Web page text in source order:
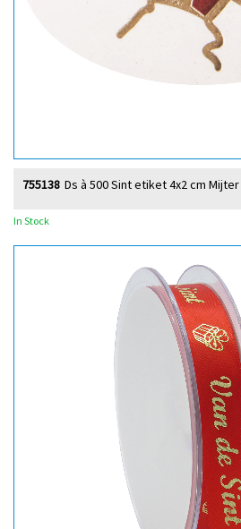
Ds à 500 Sint etiket 4x2 cm
755138
In Stock